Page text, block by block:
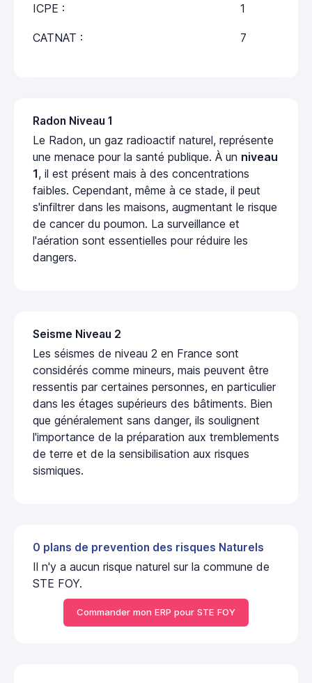
ICPE : 1
CATNAT : 7
Radon Niveau 1
Le Radon, un gaz radioactif naturel, représente
une menace pour la santé publique. À un niveau
1, il est présent mais à des concentrations
faibles. Cependant, même à ce stade, il peut
s'infiltrer dans les maisons, augmentant le risque
de cancer du poumon. La surveillance et
l'aération sont essentielles pour réduire les
dangers.
Seisme Niveau 2
Les séismes de niveau 2 en France sont
considérés comme mineurs, mais peuvent être
ressentis par certaines personnes, en particulier
dans les étages supérieurs des bâtiments. Bien
que généralement sans danger, ils soulignent
l'importance de la préparation aux tremblements
de terre et de la sensibilisation aux risques
sismiques.
0 plans de prevention des risques Naturels
Il n'y a aucun risque naturel sur la commune de
STE FOY.
Commander mon ERP pour STE FOY